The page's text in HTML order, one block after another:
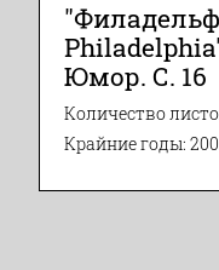
Юмор. С. 16
Количество
Крайние годы: